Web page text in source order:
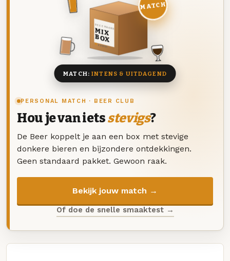
PERSONAL MATCH · BEER CLUB
Hou je van ietsstevigs?
De Beer koppelt je aan een box met stevige
donkere bieren en bijzondere ontdekkingen.
Geen standaard pakket. Gewoon raak.
Bekijk jouw match →
Of doe de snelle smaaktest →
DEZE MAAND
MIX
BOX
8 BIEREN
MATCH
MATCH:INTENS & UITDAGEND